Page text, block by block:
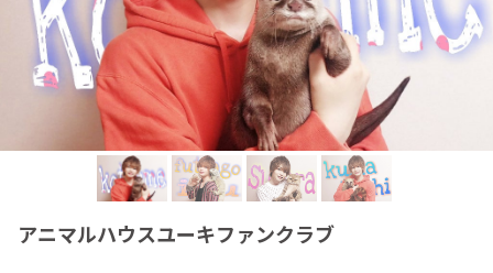
アニマルハウスユーキファンクラブ